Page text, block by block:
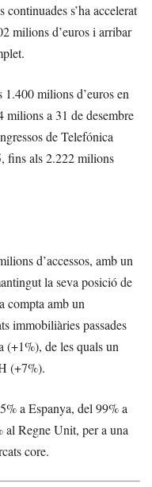
s’ha accelerat
milions d’euros i arribar
1.400 milions d’euros en
milions a 31 de desembre
de Telefónica
fins als 2.222 milions
d’accessos, amb un
la seva posició de
compta amb un
immobiliàries passades
(+1%), de les quals un
(+7%).
a Espanya, del 99% a
Regne Unit, per a una
core.